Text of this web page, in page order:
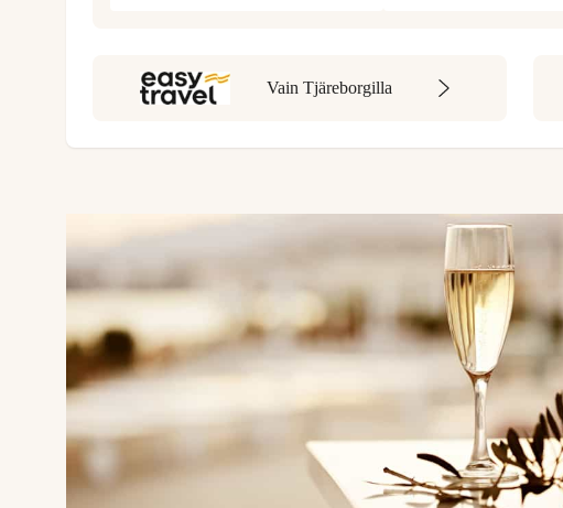
Vain Tjäreborgilla